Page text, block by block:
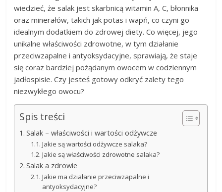
wiedzieć, że salak jest skarbnicą witamin A, C, błonnika
oraz minerałów, takich jak potas i wapń, co czyni go
idealnym dodatkiem do zdrowej diety. Co więcej, jego
unikalne właściwości zdrowotne, w tym działanie
przeciwzapalne i antyoksydacyjne, sprawiają, że staje
się coraz bardziej pożądanym owocem w codziennym
jadłospisie. Czy jesteś gotowy odkryć zalety tego
niezwykłego owocu?
Spis treści
Salak – właściwości i wartości odżywcze
Jakie są wartości odżywcze salaka?
Jakie są właściwości zdrowotne salaka?
Salak a zdrowie
Jakie ma działanie przeciwzapalne i
antyoksydacyjne?